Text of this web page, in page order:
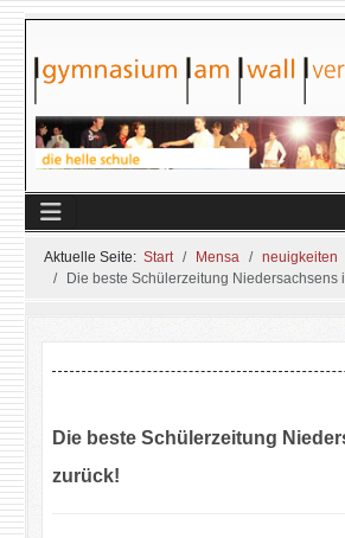
Aktuelle Seite: Start Mensa
neuigkeiten
Die beste Schülerzeitung Niedersachsens
Die beste Schülerzeitung
zurück!